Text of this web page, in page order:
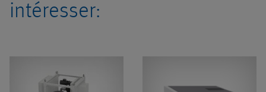
intéresser: